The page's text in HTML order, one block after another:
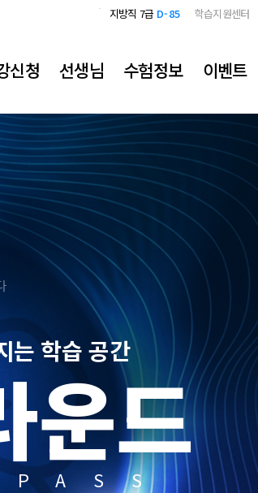
학습지원센터
지방직 7급 D-85
국가직 7급 2차
신청 선생님 수험정보 이벤트
는 학습 공간
운드